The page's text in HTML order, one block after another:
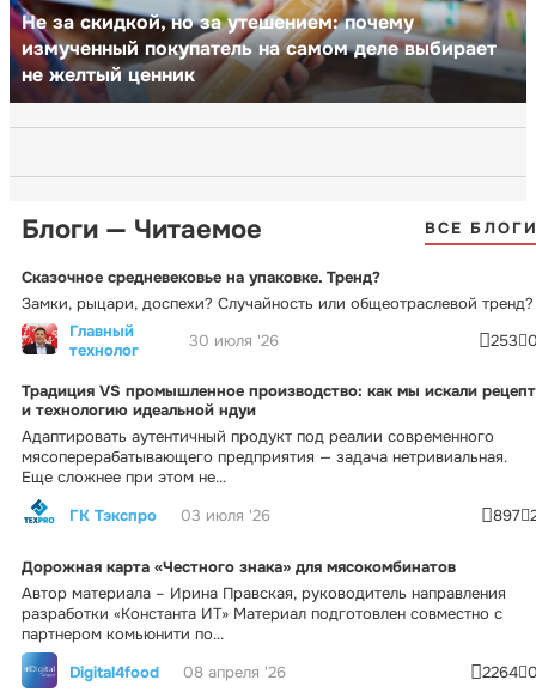
Не за скидкой, но за утешением: почему
измученный покупатель на самом деле выбирает
не желтый ценник
Блоги — Читаемое ВСЕ
Сказочное средневековье на упаковке. Тренд?
Замки, рыцари, доспехи? Случайность или общеотраслевой тренд?
Главный
технолог
30 июля '26 253
Традиция VS промышленное производство: как мы искали рецепт
и технологию идеальной ндуи
Адаптировать аутентичный продукт под реалии современного
мясоперерабатывающего предприятия — задача нетривиальная.
Еще сложнее при этом не...
ГК Тэкспро
03 июля '26 897
Дорожная карта «Честного знака» для мясокомбинатов
Автор материала – Ирина Правская, руководитель направления
разработки «Константа ИТ» Материал подготовлен совместно с
партнером комьюнити по...
Digital4food
08 апреля '26 2264